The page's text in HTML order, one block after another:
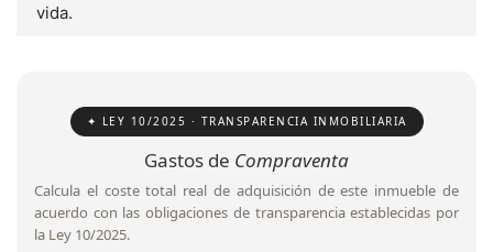
vida.
✦ LEY 10/2025 · TRANSPARENCIA INMOBILIARIA
Gastos de Compraventa
Calcula el coste total real de adquisición de este inmueble de
acuerdo con las obligaciones de transparencia establecidas por
la Ley 10/2025.